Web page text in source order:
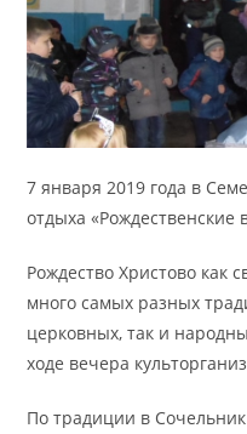
7 января 2019 года в
отдыха «Рождественские
Рождество Христово как
много самых разных
церковных, так и
ходе вечера
По традиции в